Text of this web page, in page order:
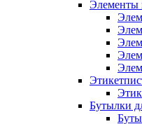
Элементы
Бутылки